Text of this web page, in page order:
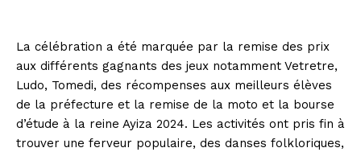
La célébration a été marquée par la remise des prix
aux différents gagnants des jeux notamment Vetretre,
Ludo, Tomedi, des récompenses aux meilleurs élèves
de la préfecture et la remise de la moto et la bourse
d’étude à la reine Ayiza 2024. Les activités ont pris fin à
trouver une ferveur populaire, des danses folkloriques,